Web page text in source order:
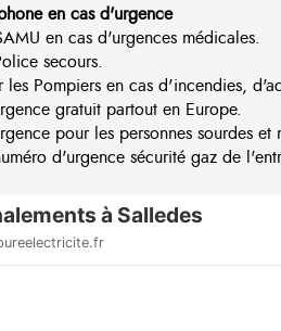
en cas d'urgence
en cas d'urgences médicales.
secours.
les Pompiers en cas d'incendies,
gratuit partout en Europe.
pour les personnes sourdes et
d'urgence sécurité gaz de
à Salledes